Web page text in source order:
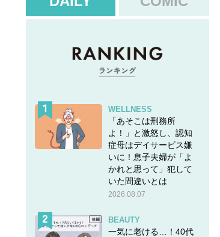
WELLNESS
「あそこは刑務所
よ！」と激怒し、認知
症母はデイサービス嫌
いに！息子夫婦が「よ
かれと思って」犯して
いた間違いとは
2026.08.07
BEAUTY
一気に老ける…！40代